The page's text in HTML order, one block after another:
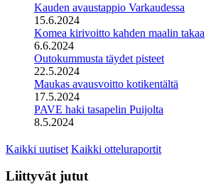
Kauden avaustappio Varkaudessa
15.6.2024
Komea kirivoitto kahden maalin takaa
6.6.2024
Outokummusta täydet pisteet
22.5.2024
Maukas avausvoitto kotikentältä
17.5.2024
PAVE haki tasapelin Puijolta
8.5.2024
Kaikki uutiset Kaikki otteluraportit
Liittyvät jutut